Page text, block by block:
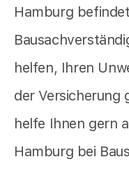
Hamburg
helfen, Ihren
der Versicherung
helfe Ihnen gern
Hamburg bei